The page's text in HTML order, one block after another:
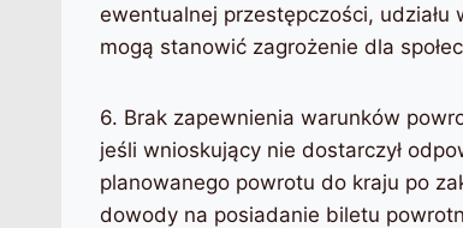
ewentualnej przestępczości,
mogą stanowić zagrożenie dla
6. Brak zapewnienia warunków
jeśli wnioskujący nie dostarczył
planowanego powrotu do kraju po
dowody na posiadanie biletu